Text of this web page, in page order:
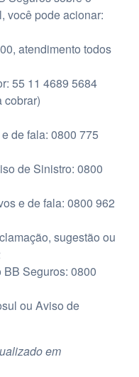
você pode acionar:
atendimento todos
55 11 4689 5684
cobrar)
de fala: 0800 775
de Sinistro: 0800
e de fala: 0800 962
sugestão ou
Seguros: 0800
ou Aviso de
em